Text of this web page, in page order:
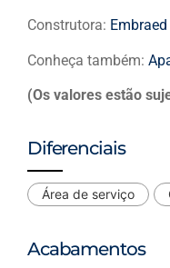
Construtora:
Conheça também:
(Os valores estão
Diferenciais
Área de serviço
Acabamentos